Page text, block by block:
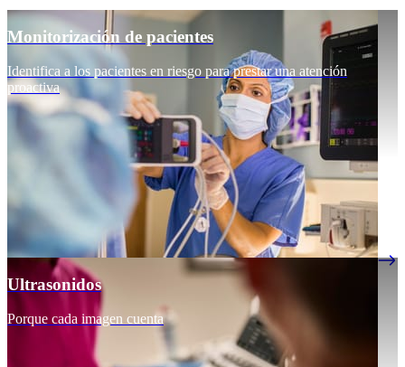
Monitorización de pacientes
Identifica a los pacientes en riesgo para prestar una atención
proactiva
Ultrasonidos
Porque cada imagen cuenta